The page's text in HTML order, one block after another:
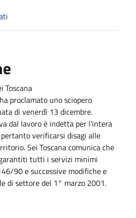
Toscana
proclamato uno sciopero
di venerdì 13 dicembre.
dal lavoro è indetta per l’intera
verificarsi disagi alle
Sei Toscana comunica che
tutti i servizi minimi
90 e successive modifiche e
di settore del 1° marzo 2001.